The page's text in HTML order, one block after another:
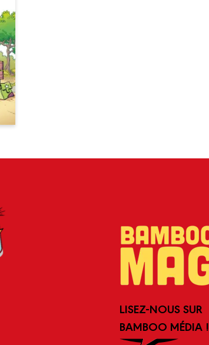
LISEZ-NOUS SUR
BAMBOO MÉDIA !